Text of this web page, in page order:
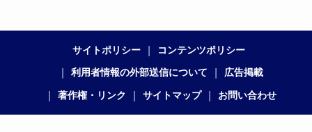
サイトポリシー コンテンツポリシー
利用者情報の外部送信について 広告掲載
著作権・リンク サイトマップ お問い合わせ